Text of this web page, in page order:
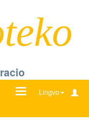
Lingvo
Ŝanĝu